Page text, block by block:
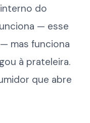
do
— esse
mas funciona
à prateleira.
que abre